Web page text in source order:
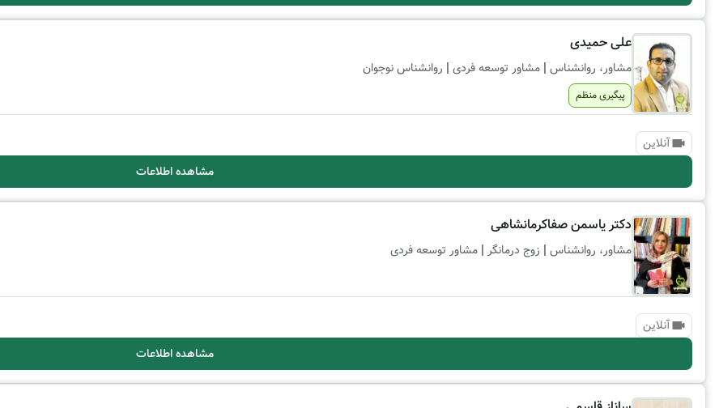
علی حمیدی
مشاور، روانشناس | مشاور توسعه فردی | روانشناس نوجوان
پیگیری منظم
آنلاین
مشاهده اطلاعات
دکتر یاسمن صفاکرمانشاهی
مشاور، روانشناس | زوج درمانگر | مشاور توسعه فردی
آنلاین
مشاهده اطلاعات